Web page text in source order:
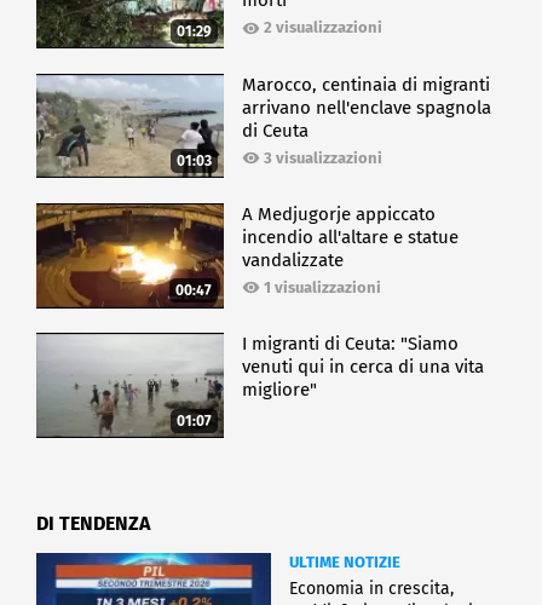
01:29 2 visualizzazioni
01:03
Marocco, centinaia di migranti
arrivano nell'enclave spagnola
di Ceuta
3 visualizzazioni
00:47
A Medjugorje appiccato
incendio all'altare e statue
vandalizzate
1 visualizzazioni
01:07
I migranti di Ceuta: "Siamo
venuti qui in cerca di una vita
migliore"
DI TENDENZA
ULTIME NOTIZIE
Economia in crescita,